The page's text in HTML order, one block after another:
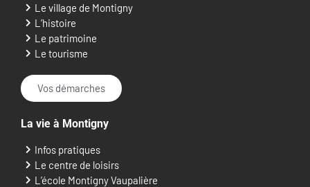
Le village de Montigny
L’histoire
Le patrimoine
Le tourisme
Vos démarches
La vie à Montigny
Infos pratiques
Le centre de loisirs
L’école Montigny Vaupalière